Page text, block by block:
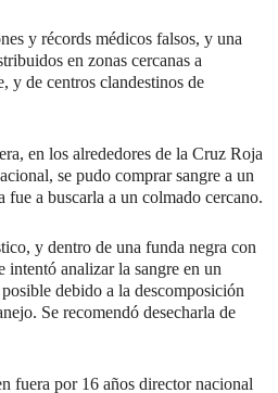
y récords médicos falsos, y una
en zonas cercanas a
y de centros clandestinos de
en los alrededores de la Cruz Roja
se pudo comprar sangre a un
fue a buscarla a un colmado cercano.
y dentro de una funda negra con
intentó analizar la sangre en un
debido a la descomposición
Se recomendó desecharla de
fuera por 16 años director nacional